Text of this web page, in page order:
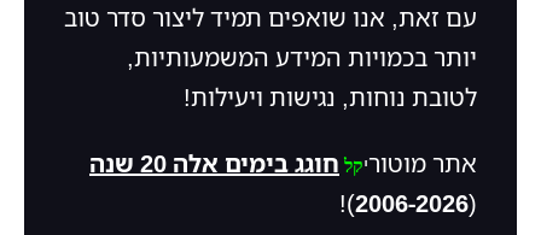
עם זאת, אנו שואפים תמיד ליצור סדר טוב
יותר בכמויות המידע המשמעותיות,
לטובת נוחות, נגישות ויעילות!
אתר מוטוריקל חוגג בימים אלה 20 שנה
(
2006-2026
)!